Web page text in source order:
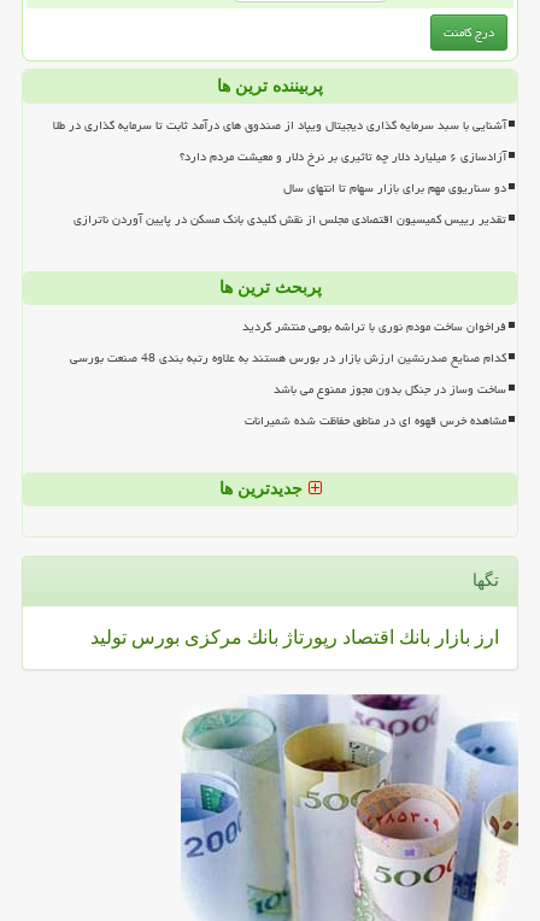
پربیننده ترین ها
آشنایی با سبد سرمایه گذاری دیجیتال ویپاد از صندوق های درآمد ثابت تا سرمایه گذاری در طلا
آزادسازی ۶ میلیارد دلار چه تاثیری بر نرخ دلار و معیشت مردم دارد؟
دو سناریوی مهم برای بازار سهام تا انتهای سال
تقدیر رییس کمیسیون اقتصادی مجلس از نقش کلیدی بانک مسکن در پایین آوردن ناترازی
پربحث ترین ها
فراخوان ساخت مودم نوری با تراشه بومی منتشر گردید
کدام صنایع صدرنشین ارزش بازار در بورس هستند به علاوه رتبه بندی 48 صنعت بورسی
ساخت وساز در جنگل بدون مجوز ممنوع می باشد
مشاهده خرس قهوه ای در مناطق حفاظت شده شمیرانات
جدیدترین ها
تگها
ارز بازار بانك اقتصاد رپورتاژ بانك مركزی بورس تولید